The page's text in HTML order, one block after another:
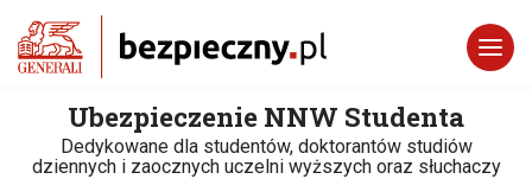
Ubezpieczenie NNW Studenta
Dedykowane dla studentów, doktorantów studiów
dziennych i zaocznych uczelni wyższych oraz słuchaczy